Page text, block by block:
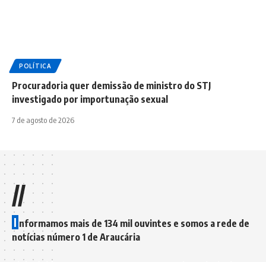
POLÍTICA
Procuradoria quer demissão de ministro do STJ
investigado por importunação sexual
7 de agosto de 2026
//
I nformamos mais de 134 mil ouvintes e somos a rede de
notícias número 1 de Araucária